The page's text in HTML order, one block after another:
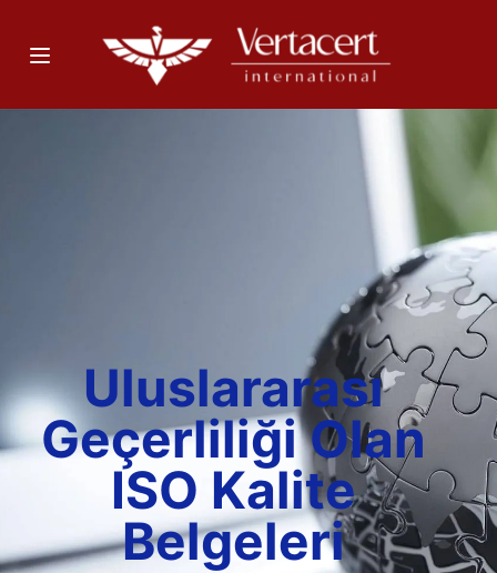
Uluslararası
Geçerliliği Olan
ISO Kalite
Belgeleri